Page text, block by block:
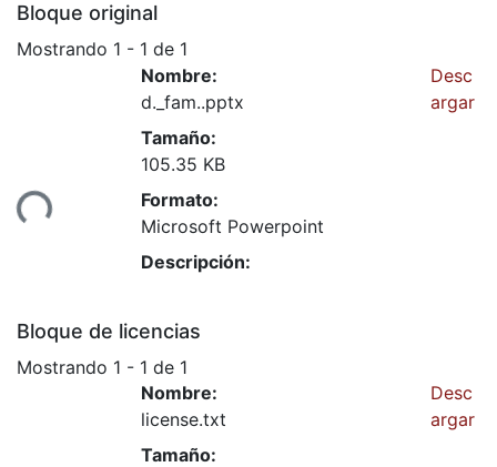
Bloque original
Mostrando 1 - 1 de 1
Nombre:
d._fam..pptx
Tamaño:
105.35 KB
Formato:
Microsoft Powerpoint
Descripción:
Desc
argar
Bloque de licencias
Mostrando 1 - 1 de 1
Nombre:
license.txt
Tamaño:
Desc
argar